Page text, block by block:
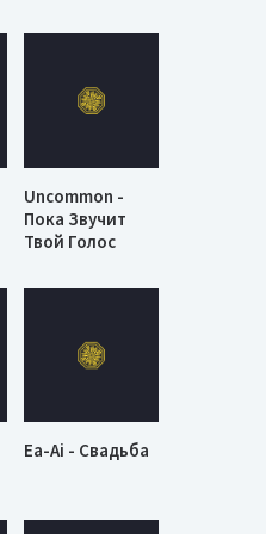
Uncommon -
Пока Звучит
Твой Голос
Ea-Ai - Свадьба